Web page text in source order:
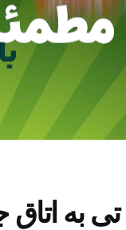
اتاق